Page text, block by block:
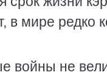
в мире редко
войны не